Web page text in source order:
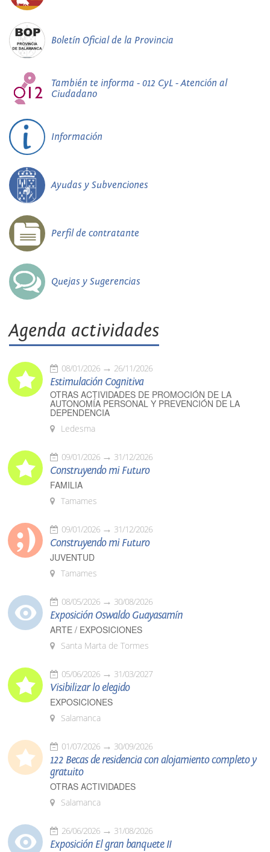
Boletín Oficial de la Provincia
También te informa - 012 CyL - Atención al
Ciudadano
Información
Ayudas y Subvenciones
Perfil de contratante
Quejas y Sugerencias
Agenda actividades
08/01/2026 26/11/2026
Estimulación Cognitiva
OTRAS ACTIVIDADES DE PROMOCIÓN DE LA
AUTONOMÍA PERSONAL Y PREVENCIÓN DE LA
DEPENDENCIA
Ledesma
09/01/2026 31/12/2026
Construyendo mi Futuro
FAMILIA
Tamames
09/01/2026 31/12/2026
Construyendo mi Futuro
JUVENTUD
Tamames
08/05/2026 30/08/2026
Exposición Oswaldo Guayasamín
ARTE / EXPOSICIONES
Santa Marta de Tormes
05/06/2026 31/03/2027
Visibilizar lo elegido
EXPOSICIONES
Salamanca
01/07/2026 30/09/2026
122 Becas de residencia con alojamiento completo y
gratuito
OTRAS ACTIVIDADES
Salamanca
26/06/2026 31/08/2026
Exposición El gran banquete II